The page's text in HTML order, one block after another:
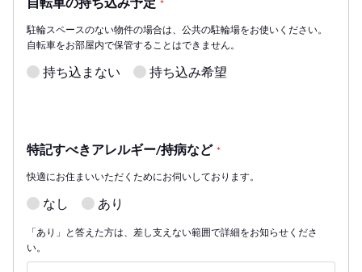
*
駐輪スペースのない物件の場合は、公共の駐輪場をお使いください。
自転車をお部屋内で保管することはできません。
持ち込まない 持ち込み希望
特記すべきアレルギー/持病など *
快適にお住まいいただくためにお伺いしております。
なし あり
「あり」と答えた方は、差し支えない範囲で詳細をお知らせくださ
い。